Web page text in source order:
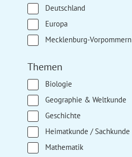
Deutschland
Europa
Mecklenburg-Vorpommern
Themen
Biologie
Geographie & Weltkunde
Geschichte
Heimatkunde / Sachkunde
Mathematik